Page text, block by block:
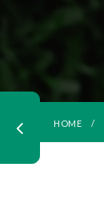
HOME